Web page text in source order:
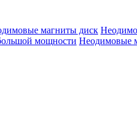
магниты диск
мощности Неодимовые